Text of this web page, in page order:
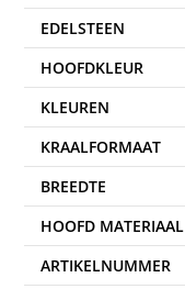
EDELSTEEN
HOOFDKLEUR
KLEUREN
KRAALFORMAAT
BREEDTE
HOOFD MATERIAAL
ARTIKELNUMMER